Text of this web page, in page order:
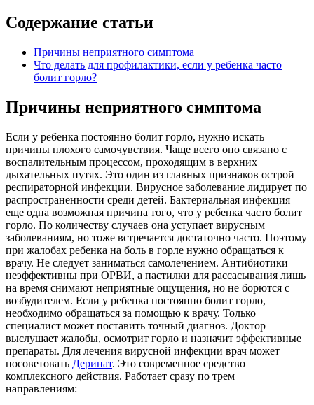
Содержание статьи
Причины неприятного симптома
Что делать для профилактики, если у ребенка часто
болит горло?
Причины неприятного симптома
Если у ребенка постоянно болит горло, нужно искать
причины плохого самочувствия. Чаще всего оно связано с
воспалительным процессом, проходящим в верхних
дыхательных путях. Это один из главных признаков острой
респираторной инфекции. Вирусное заболевание лидирует по
распространенности среди детей. Бактериальная инфекция —
еще одна возможная причина того, что у ребенка часто болит
горло. По количеству случаев она уступает вирусным
заболеваниям, но тоже встречается достаточно часто. Поэтому
при жалобах ребенка на боль в горле нужно обращаться к
врачу. Не следует заниматься самолечением. Антибиотики
неэффективны при ОРВИ, а пастилки для рассасывания лишь
на время снимают неприятные ощущения, но не борются с
возбудителем. Если у ребенка постоянно болит горло,
необходимо обращаться за помощью к врачу. Только
специалист может поставить точный диагноз. Доктор
выслушает жалобы, осмотрит горло и назначит эффективные
препараты. Для лечения вирусной инфекции врач может
посоветовать Деринат. Это современное средство
комплексного действия. Работает сразу по трем
направлениям: